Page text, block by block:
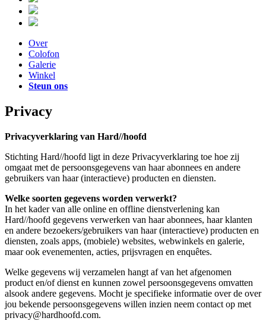
Over
Colofon
Galerie
Winkel
Steun ons
Privacy
Privacyverklaring van Hard//hoofd
Stichting Hard//hoofd ligt in deze Privacyverklaring toe hoe zij
omgaat met de persoonsgegevens van haar abonnees en andere
gebruikers van haar (interactieve) producten en diensten.
Welke soorten gegevens worden verwerkt?
In het kader van alle online en offline dienstverlening kan
Hard//hoofd gegevens verwerken van haar abonnees, haar klanten
en andere bezoekers/gebruikers van haar (interactieve) producten en
diensten, zoals apps, (mobiele) websites, webwinkels en galerie,
maar ook evenementen, acties, prijsvragen en enquêtes.
Welke gegevens wij verzamelen hangt af van het afgenomen
product en/of dienst en kunnen zowel persoonsgegevens omvatten
alsook andere gegevens. Mocht je specifieke informatie over de over
jou bekende persoonsgegevens willen inzien neem contact op met
privacy@hardhoofd.com.